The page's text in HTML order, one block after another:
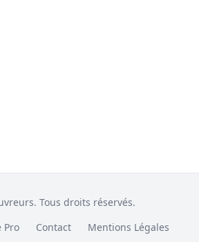
Tous droits réservés.
Pro Contact Mentions Légales